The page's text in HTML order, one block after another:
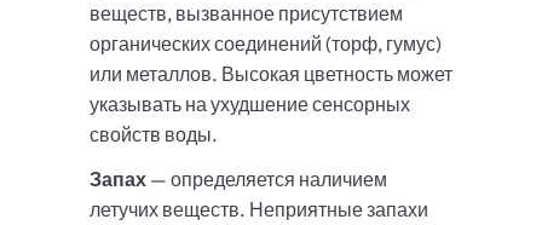
веществ, вызванное присутствием
органических соединений (торф, гумус)
или металлов. Высокая цветность может
указывать на ухудшение сенсорных
свойств воды.
Запах — определяется наличием
летучих веществ. Неприятные запахи